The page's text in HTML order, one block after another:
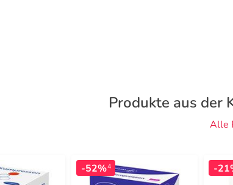
Produkte aus der
Alle
-52%4 -